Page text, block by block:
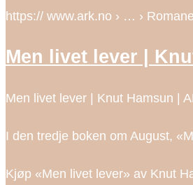
https:// www.ark.no › … ›
Men livet lever |
Men livet lever | Knut Hamsun |
I den tredje boken om August,
Kjøp «Men livet lever» av Knut